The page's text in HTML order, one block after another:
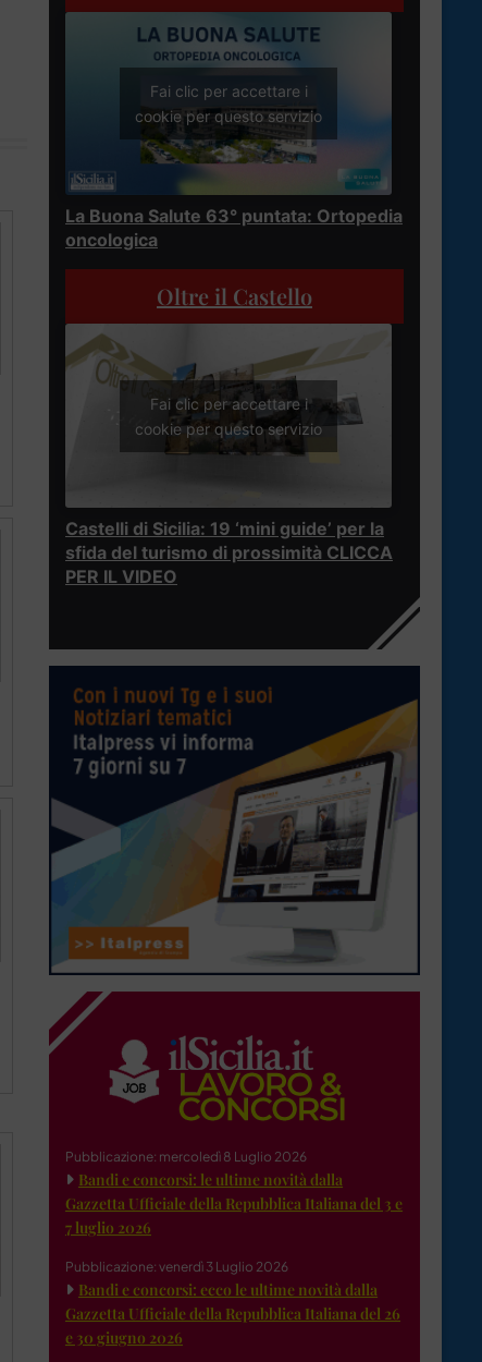
Fai clic per accettare i
cookie per questo servizio
La Buona Salute 63° puntata: Ortopedia
oncologica
Oltre il Castello
Fai clic per accettare i
cookie per questo servizio
Castelli di Sicilia: 19 ‘mini guide’ per la
sfida del turismo di prossimità CLICCA
PER IL VIDEO
Pubblicazione: mercoledì 8 Luglio 2026
Bandi e concorsi: le ultime novità dalla
Gazzetta Ufficiale della Repubblica Italiana del 3 e
7 luglio 2026
Pubblicazione: venerdì 3 Luglio 2026
Bandi e concorsi: ecco le ultime novità dalla
Gazzetta Ufficiale della Repubblica Italiana del 26
e 30 giugno 2026